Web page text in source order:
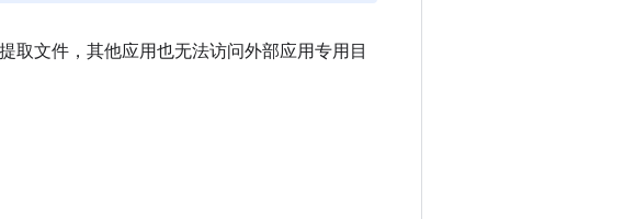
提取文件，其他应用也无法访问外部应用专用目